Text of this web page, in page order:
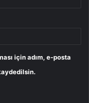
için adım, e-posta